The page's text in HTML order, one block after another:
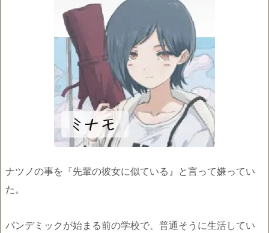
ナツノの事を『先輩の彼女に似ている』と言って嫌ってい
た。
パンデミックが始まる前の学校で、普通そうに生活してい